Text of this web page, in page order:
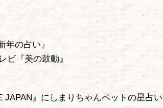
の占い』
『美の鼓動』
』にしまりちゃんペットの星占い